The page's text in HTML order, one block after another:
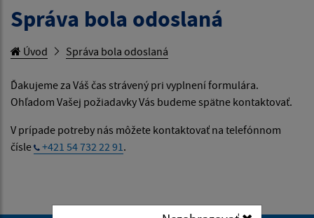
Správa bola odoslaná
Úvod Správa bola odoslaná
Ďakujeme za Váš čas strávený pri vyplnení formulára.
Ohľadom Vašej požiadavky Vás budeme spätne kontaktovať.
V prípade potreby nás môžete kontaktovať na telefónnom
čísle
+421 54 732 22 91 .